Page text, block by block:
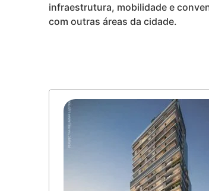
infraestrutura, mobilidade e
com outras áreas da cidade.